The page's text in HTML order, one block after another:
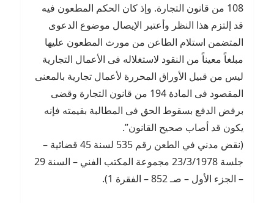
108 من قانون التجارة. وإذ كان الحكم المطعون فيه
قد إلتزم هذا النظر وأعتبر الإيصال موضوع الدعوى
المتضمن استلام الطاعن من مورث المطعون عليها
مبلغاً معيناً من النقود لاستغلاله فى الأعمال التجارية
ليس من قبيل الأوراق المحررة لأعمال تجارية بالمعنى
المقصود فى المادة 194 من قانون التجارة وقضى
برفض الدفع بسقوط الحق فى المطالبة بقيمته فإنه
يكون قد أصاب صحيح القانون”.
(نقض مدني في الطعن رقم 535 لسنة 45 قضائية –
جلسة 23/3/1978 مجموعة المكتب الفني – السنة 29
– الجزء الأول – صـ 852 – الفقرة 1).